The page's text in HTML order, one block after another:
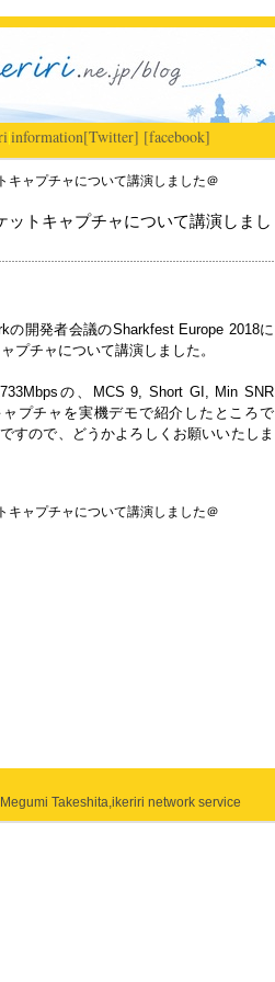
|information[Twitter] [facebook]
キャプチャについて講演しました＠
ットキャプチャについて講演しまし
の開発者会議のSharkfest Europe 2018に
プチャについて講演しました。
の、MCS 9, Short GI, Min SNR
プチャを実機デモで紹介したところで
すので、どうかよろしくお願いいたしま
キャプチャについて講演しました＠
Takeshita,ikeriri network service